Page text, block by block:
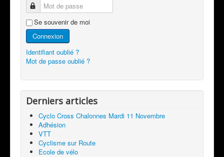
Mot de passe
Se souvenir de moi
Connexion
Identifiant oublié ?
Mot de passe oublié ?
Derniers articles
Cyclo Cross Chalonnes Mardi 11 Novembre
Adhésion
VTT
Cyclisme sur Route
Ecole de vélo